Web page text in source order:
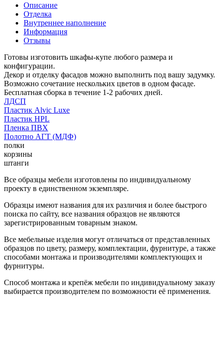
Описание
Отделка
Внутреннее наполнение
Информация
Отзывы
Готовы изготовить шкафы-купе любого размера и
конфигурации.
Декор и отделку фасадов можно выполнить под вашу задумку.
Возможно сочетание нескольких цветов в одном фасаде.
Бесплатная сборка в течение 1-2 рабочих дней.
ЛДСП
Пластик Alvic Luxe
Пластик HPL
Пленка ПВХ
Полотно АГТ (МДФ)
полки
корзины
штанги
Все образцы мебели изготовлены по индивидуальному
проекту в единственном экземпляре.
Образцы имеют названия для их различия и более быстрого
поиска по сайту, все названия образцов не являются
зарегистрированным товарным знаком.
Все мебельные изделия могут отличаться от представленных
образцов по цвету, размеру, комплектации, фурнитуре, а также
способами монтажа и производителями комплектующих и
фурнитуры.
Способ монтажа и крепёж мебели по индивидуальному заказу
выбирается производителем по возможности её применения.